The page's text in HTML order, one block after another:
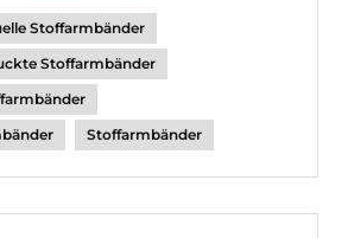
Stoffarmbänder
Stoffarmbänder
Stoffarmbänder